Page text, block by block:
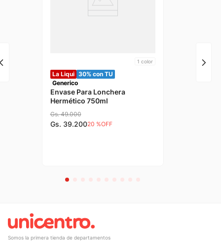
1 color
La Liqui 30% con TU
Generico
Envase Para Lonchera
Hermético 750ml
Gs. 49.000
Gs. 39.20020 %OFF
Somos la primera tienda de departamentos